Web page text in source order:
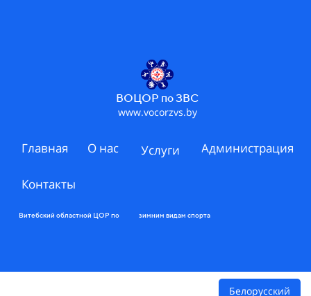
ВОЦОР по ЗВС
www.vocorzvs.by
Главная О нас Услуги Администрация
Контакты
Витебский областной ЦОР по зимним видам спорта
Белорусский